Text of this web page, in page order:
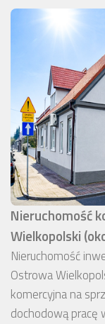
Nieruchomość
Wielkopolski
Nieruchomość
Ostrowa
komercyjna na
dochodową pracę